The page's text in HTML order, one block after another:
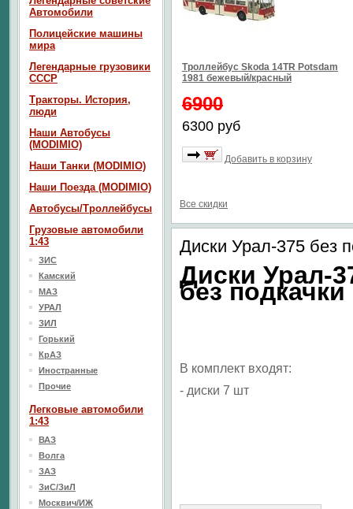
Троллейбус Skoda 14TR Potsdam
1981 бежевый/красный
6900
6300 руб
Добавить в корзину
Все скидки
Диски Урал-375 без
Диски Урал-
без подкачки
В комплект входят:
- диски 7 шт
Автомобили
Полицейские машины
мира
Легендарные грузовики
СССР
Тракторы. История,
люди
Наши Автобусы
(MODIMIO)
Наши Танки (MODIMIO)
Наши Поезда (MODIMIO)
Автобусы/Троллейбусы
Грузовые автомобили
1:43
ЗИС
Камский
МАЗ
УРАЛ
ЗИЛ
Горький
КрАЗ
Иностранные
Прочие
Легковые автомобили
1:43
ВАЗ
Волга
ЗАЗ
ЗиС/ЗиЛ
Москвич/ИЖ